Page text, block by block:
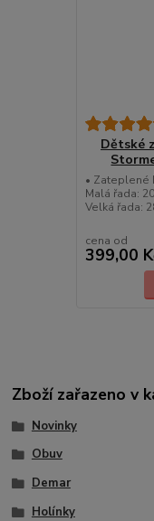
Dětské
• Zateplené
Malá řada:
Velká řada:
cena od
399,00
Zboží zařazeno v
Novinky
Obuv
Demar
Holínky